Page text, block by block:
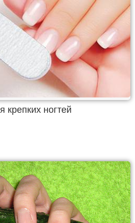
крепких ногтей